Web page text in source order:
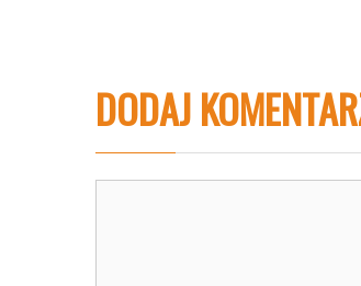
DODAJ